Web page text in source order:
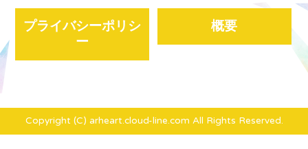
プライバシーポリシ
ー
概要
Copyright (C) arheart.cloud-line.com All Rights Reserved.